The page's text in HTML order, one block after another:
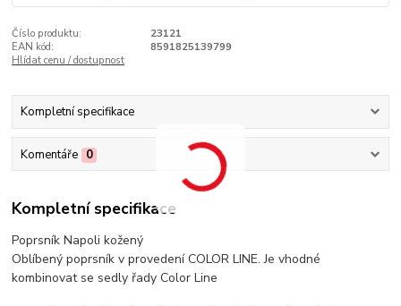
Číslo produktu:
23121
EAN kód:
8591825139799
Hlídat cenu / dostupnost
Kompletní specifikace
Komentáře 0
Kompletní specifikace
Poprsník Napoli kožený
Oblíbený poprsník v provedení COLOR LINE. Je vhodné
kombinovat se sedly řady Color Line